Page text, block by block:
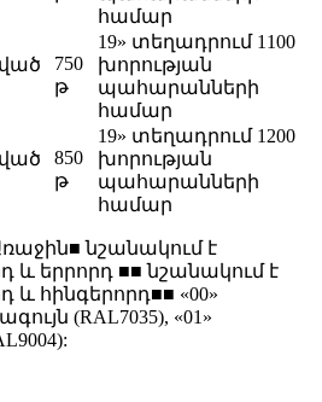
համար
750
թ
19» տեղադրում 1100
խորության
պահարանների
համար
850
թ
19» տեղադրում 1200
խորության
պահարանների
համար
նշանակում է
և երրորդ ■■ նշանակում է
և հինգերորդ■■ «00»
(RAL7035), «01»